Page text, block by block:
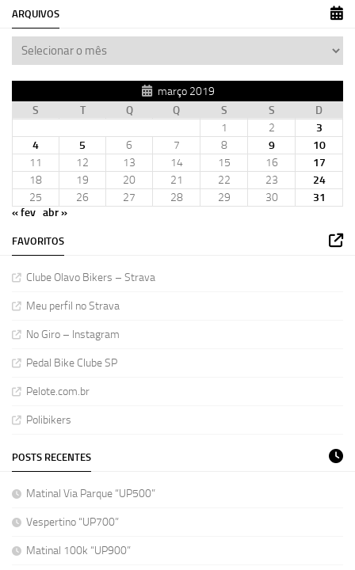
ARQUIVOS
março 2019
S
T Q Q S S
D
1
2
3
4
5 6 7 8 9
10
11
12 13 14 15 16
17
18
19 20 21 22 23
24
25
26 27 28 29 30
31
« fev abr »
FAVORITOS
Clube Olavo Bikers – Strava
Meu perfil no Strava
No Giro – Instagram
Pedal Bike Clube SP
Pelote.com.br
Polibikers
POSTS RECENTES
Matinal Via Parque “UP500”
Vespertino “UP700”
Matinal 100k “UP900”